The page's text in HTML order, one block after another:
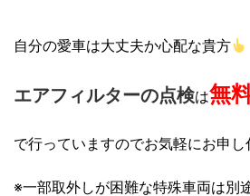
自分の愛車は大丈夫か心配な貴方
エアフィルターの点検は無
で行っていますのでお気軽にお申
※一部取外しが困難な特殊車両は別